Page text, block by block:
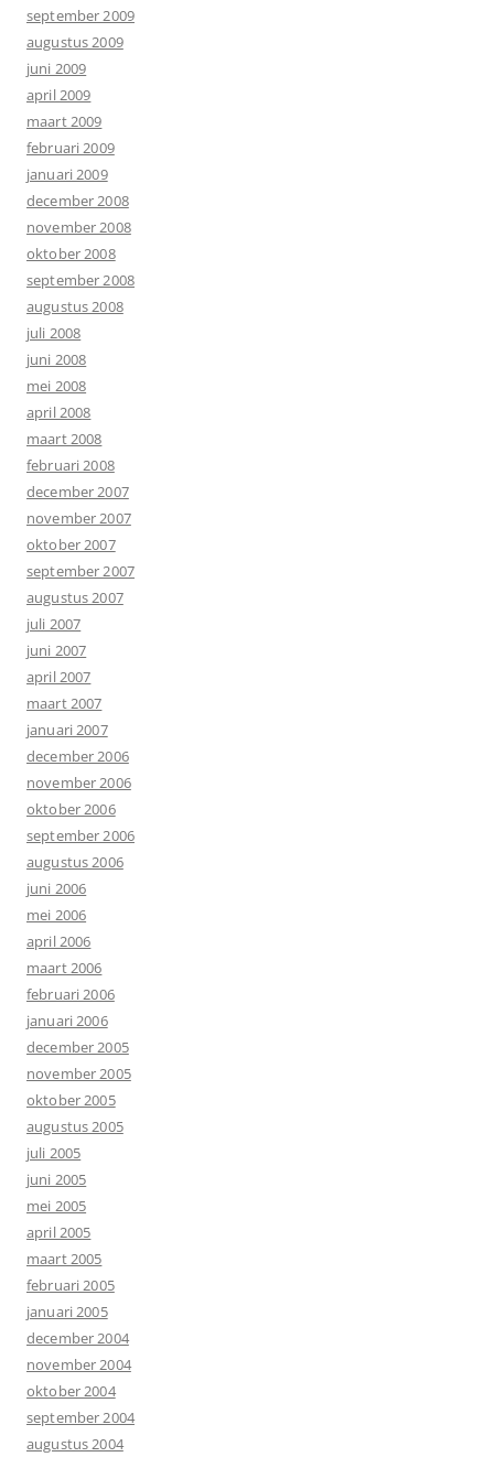
september 2009
augustus 2009
juni 2009
april 2009
maart 2009
februari 2009
januari 2009
december 2008
november 2008
oktober 2008
september 2008
augustus 2008
juli 2008
juni 2008
mei 2008
april 2008
maart 2008
februari 2008
december 2007
november 2007
oktober 2007
september 2007
augustus 2007
juli 2007
juni 2007
april 2007
maart 2007
januari 2007
december 2006
november 2006
oktober 2006
september 2006
augustus 2006
juni 2006
mei 2006
april 2006
maart 2006
februari 2006
januari 2006
december 2005
november 2005
oktober 2005
augustus 2005
juli 2005
juni 2005
mei 2005
april 2005
maart 2005
februari 2005
januari 2005
december 2004
november 2004
oktober 2004
september 2004
augustus 2004